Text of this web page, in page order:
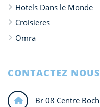
Hotels Dans le Monde
Croisieres
Omra
CONTACTEZ NOUS
Br 08 Centre